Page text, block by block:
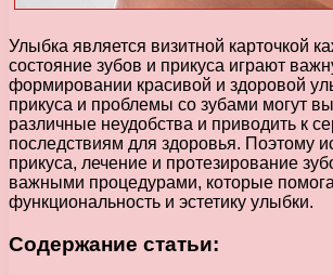
Улыбка является визитной карточкой
состояние зубов и прикуса играют
формировании красивой и здоровой
прикуса и проблемы со зубами могут
различные неудобства и приводить к
последствиям для здоровья. Поэтому
прикуса, лечение и протезирование
важными процедурами, которые
функциональность и эстетику улыбки.
Содержание статьи: